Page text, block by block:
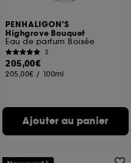
PENHALIGON'S
Highgrove Bouquet
Eau de parfum Boisée
2
205,00€
205,00€ / 100ml
Ajouter au panier